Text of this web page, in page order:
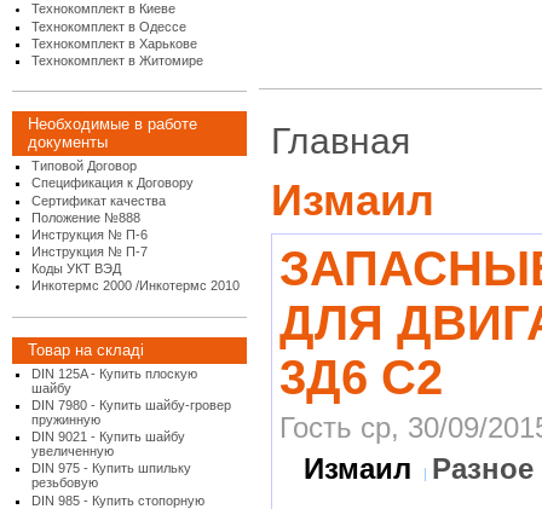
Технокомплект в Киеве
Технокомплект в Одессе
Технокомплект в Харькове
Технокомплект в Житомире
Необходимые в работе
документы
Типовой Договор
Спецификация к Договору
Сертификат качества
Положение №888
Инструкция № П-6
Инструкция № П-7
Коды УКТ ВЭД
Инкотермс 2000 /Инкотермс 2010
Товар на складі
DIN 125A - Купить плоскую
шайбу
DIN 7980 - Купить шайбу-гровер
пружинную
DIN 9021 - Купить шайбу
увеличенную
DIN 975 - Купить шпильку
резьбовую
DIN 985 - Купить стопорную
Главная
Измаил
ДЛЯ
3Д6 С2
Гость ср, 30/09/
Измаил
Разное